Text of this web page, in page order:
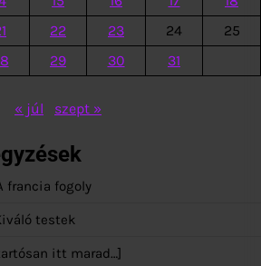
22 23 24
25
29 30 31
« júl szept »
francia fogoly
testek
itt marad…]